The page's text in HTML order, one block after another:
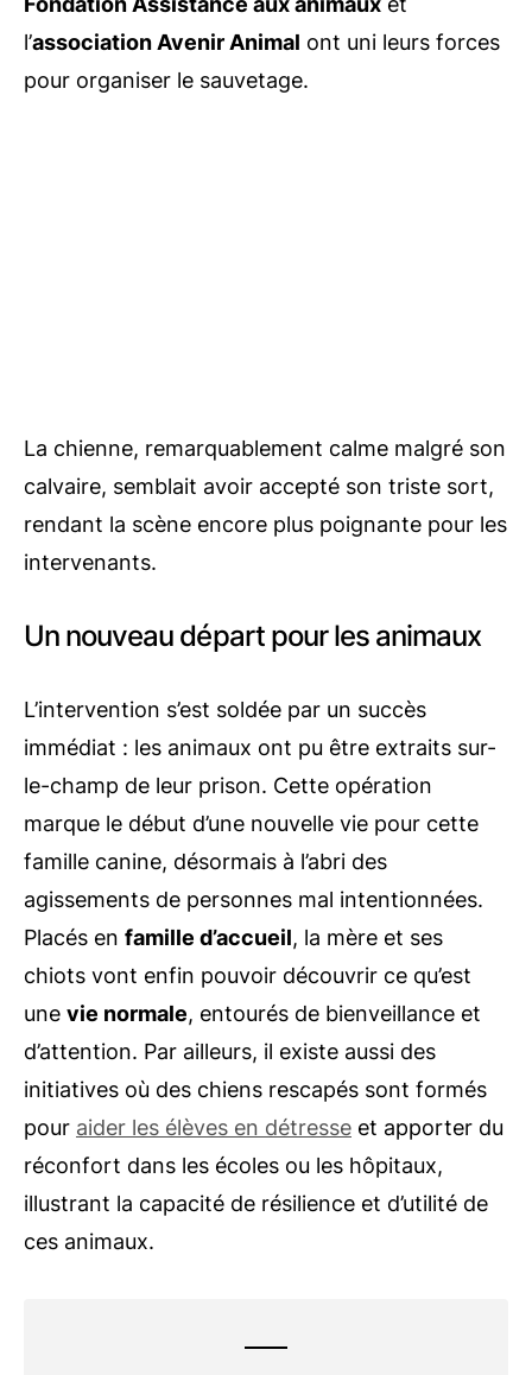
l’association Avenir Animal ont uni leurs forces
pour organiser le sauvetage.
La chienne, remarquablement calme malgré son
calvaire, semblait avoir accepté son triste sort,
rendant la scène encore plus poignante pour les
intervenants.
Un nouveau départ pour les animaux
L’intervention s’est soldée par un succès
immédiat : les animaux ont pu être extraits sur-
le-champ de leur prison. Cette opération
marque le début d’une nouvelle vie pour cette
famille canine, désormais à l’abri des
agissements de personnes mal intentionnées.
Placés en famille d’accueil, la mère et ses
chiots vont enfin pouvoir découvrir ce qu’est
une vie normale, entourés de bienveillance et
d’attention. Par ailleurs, il existe aussi des
initiatives où des chiens rescapés sont formés
pour aider les élèves en détresse et apporter du
réconfort dans les écoles ou les hôpitaux,
illustrant la capacité de résilience et d’utilité de
ces animaux.